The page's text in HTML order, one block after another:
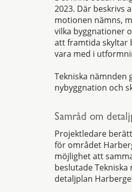
2023. Där beskrivs
motionen nämns,
vilka byggnationer
att framtida skyltar
vara med i
Tekniska nämnden
nybyggnation och
Samråd om
Projektledare
för området
möjlighet att
beslutade
detaljplan